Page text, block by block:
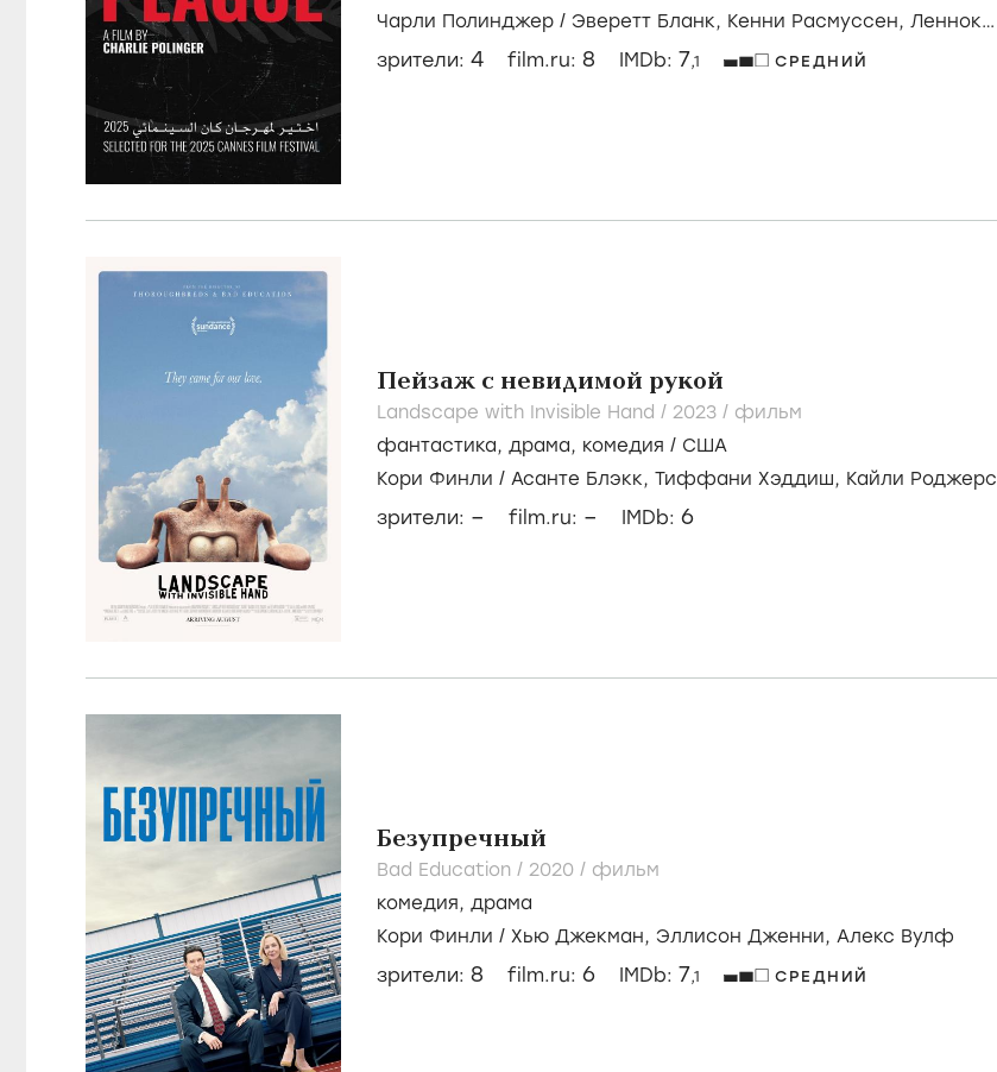
Чарли Полинджер / Эверетт Бланк, Кенни Расмуссен, Леннокс
зрители: 4 film.ru: 8 IMDb: 7,1 СРЕДНИЙ
Пейзаж с невидимой рукой
Landscape with Invisible Hand / 2023 / фильм
фантастика, драма, комедия / США
Кори Финли / Асанте Блэкк, Тиффани Хэддиш, Кайли Роджерс
зрители: – film.ru: – IMDb: 6
Безупречный
Bad Education / 2020 / фильм
комедия, драма
Кори Финли / Хью Джекман, Эллисон Дженни, Алекс Вулф
зрители: 8 film.ru: 6 IMDb: 7,1 СРЕДНИЙ